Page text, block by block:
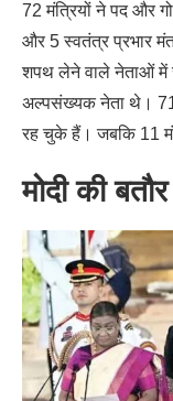
72 मंत्रियों ने पद और
और 5 स्वतंत्र प्रभार
शपथ लेने वाले नेताओं
अल्पसंख्यक नेता थे। 71
रह चुके हैं। जबकि 11
मोदी की